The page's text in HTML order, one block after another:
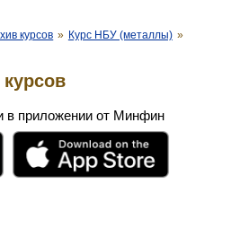
курсов » Курс НБУ (металлы) »
в приложении от Минфин